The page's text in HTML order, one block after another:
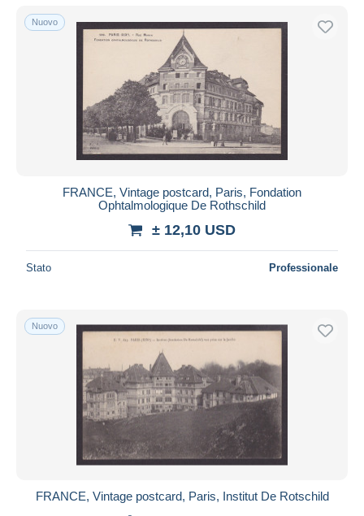
Nuovo
FRANCE, Vintage postcard, Paris, Fondation
Ophtalmologique De Rothschild
± 12,10 USD
Stato Professionale
Nuovo
FRANCE, Vintage postcard, Paris, Institut De Rotschild